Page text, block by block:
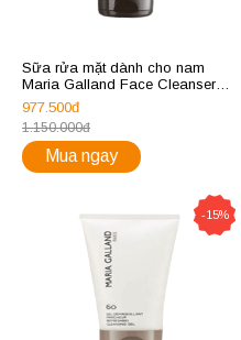
Sữa rửa mặt dành cho nam
Maria Galland Face Cleanser
900
977.500đ
1.150.000đ
Mua ngay
-15%